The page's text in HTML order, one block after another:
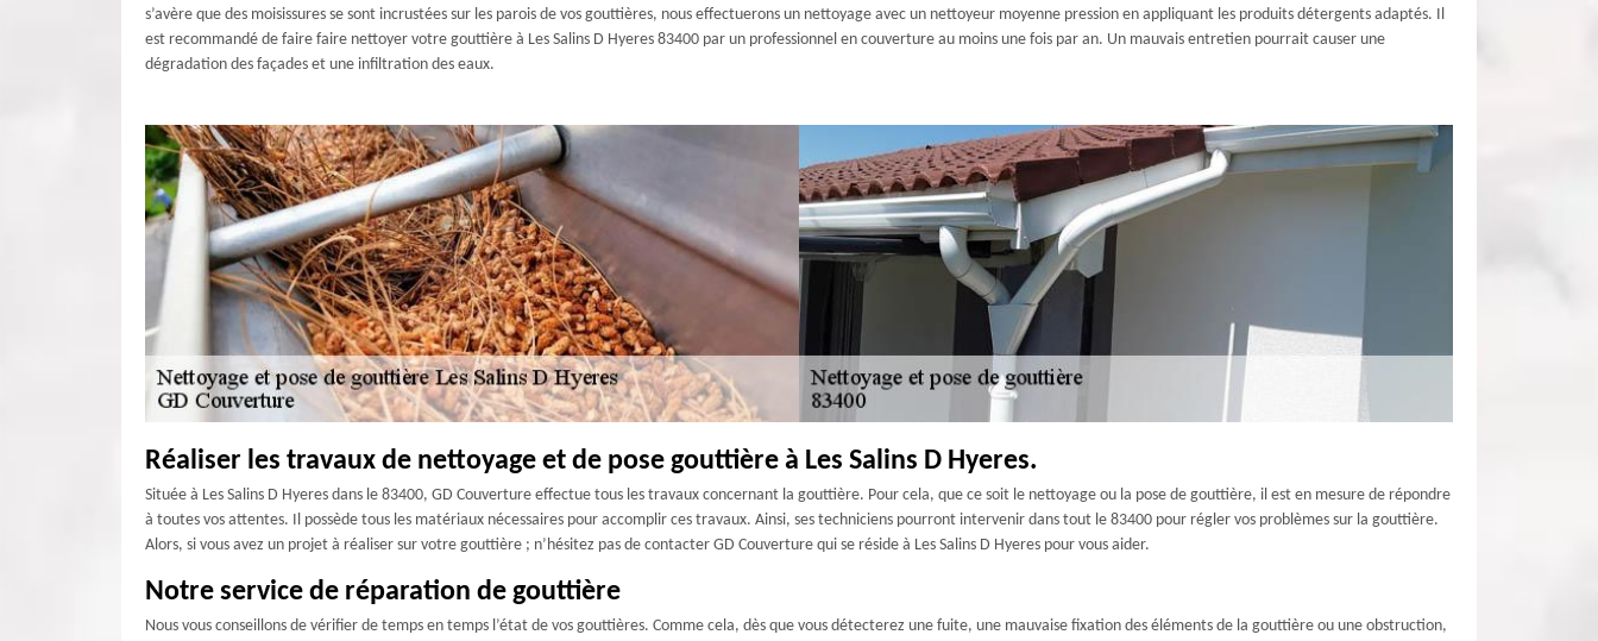
s’avère que des moisissures se sont incrustées sur les parois de vos gouttières, nous effectuerons un nettoyage avec un nettoyeur moyenne pression en appliquant les produits détergents adaptés. Il
est recommandé de faire faire nettoyer votre gouttière à Les Salins D Hyeres 83400 par un professionnel en couverture au moins une fois par an. Un mauvais entretien pourrait causer une
dégradation des façades et une infiltration des eaux.
Réaliser les travaux de nettoyage et de pose gouttière à Les Salins D Hyeres.
Située à Les Salins D Hyeres dans le 83400, GD Couverture effectue tous les travaux concernant la gouttière. Pour cela, que ce soit le nettoyage ou la pose de gouttière, il est en mesure de répondre
à toutes vos attentes. Il possède tous les matériaux nécessaires pour accomplir ces travaux. Ainsi, ses techniciens pourront intervenir dans tout le 83400 pour régler vos problèmes sur la gouttière.
Alors, si vous avez un projet à réaliser sur votre gouttière ; n’hésitez pas de contacter GD Couverture qui se réside à Les Salins D Hyeres pour vous aider.
Notre service de réparation de gouttière
Nous vous conseillons de vérifier de temps en temps l’état de vos gouttières. Comme cela, dès que vous détecterez une fuite, une mauvaise fixation des éléments de la gouttière ou une obstruction,